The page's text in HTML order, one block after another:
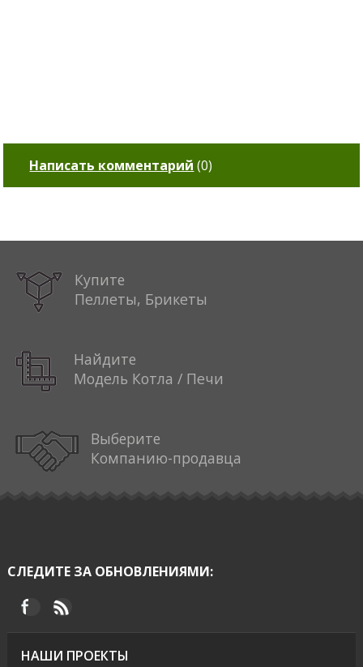
Написать комментарий (0)
Купите
Пеллеты, Брикеты
Найдите
Модель Котла / Печи
Выберите
Компанию-продавца
СЛЕДИТЕ ЗА ОБНОВЛЕНИЯМИ:
НАШИ ПРОЕКТЫ